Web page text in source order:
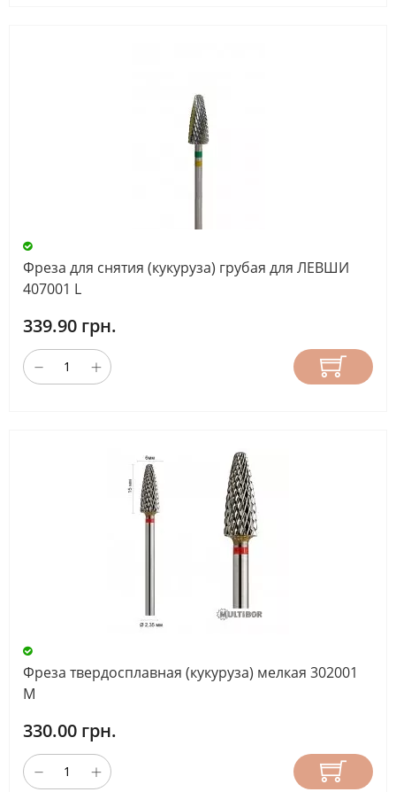
Фреза для снятия (кукуруза) грубая для ЛЕВШИ
407001 L
339.90 грн.
Фреза твердосплавная (кукуруза) мелкая 302001
М
330.00 грн.